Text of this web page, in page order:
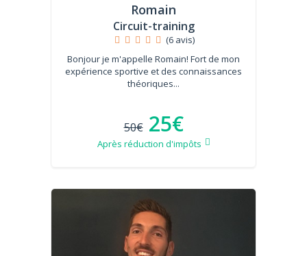
Romain
Circuit-training
(6 avis)
Bonjour je m'appelle Romain! Fort de mon
expérience sportive et des connaissances
théoriques...
50€ 25€
Après réduction d'impôts